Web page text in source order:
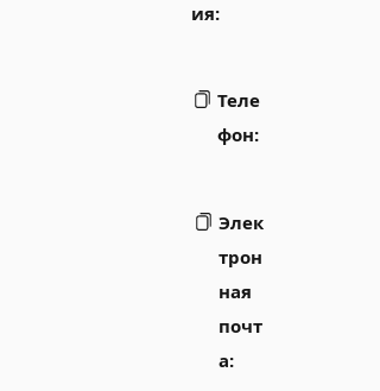
ия:
Теле
фон:
Элек
трон
ная
почт
а: